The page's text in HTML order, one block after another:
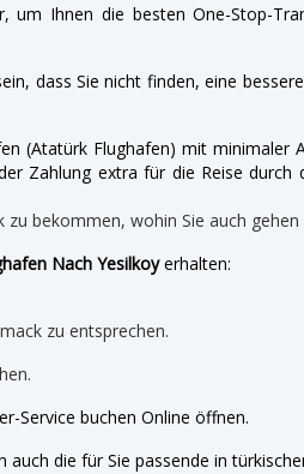
um Ihnen die besten One-Stop-
dass Sie nicht finden, eine
(Atatürk Flughafen) mit minimaler
Zahlung extra für die Reise durch
bekommen, wohin Sie auch gehen
Nach Yesilkoyerhalten:
zu entsprechen.
Service buchen Online öffnen.
die für Sie passende in